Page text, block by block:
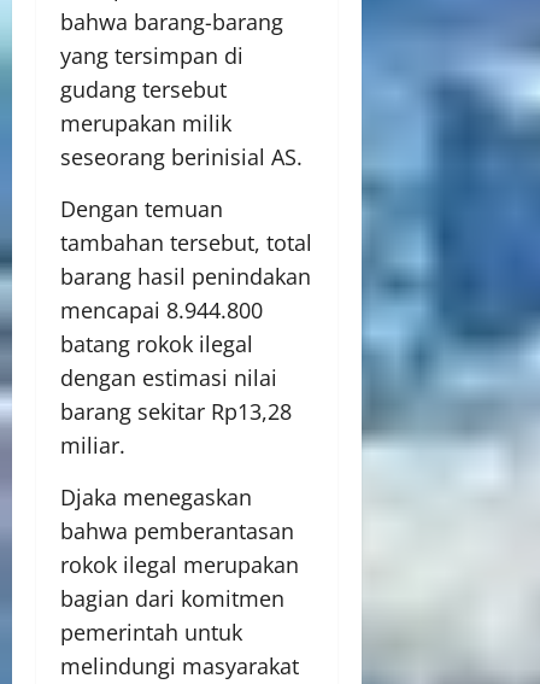
bahwa barang-barang
yang tersimpan di
gudang tersebut
merupakan milik
seseorang berinisial AS.
Dengan temuan
tambahan tersebut, total
barang hasil penindakan
mencapai 8.944.800
batang rokok ilegal
dengan estimasi nilai
barang sekitar Rp13,28
miliar.
Djaka menegaskan
bahwa pemberantasan
rokok ilegal merupakan
bagian dari komitmen
pemerintah untuk
melindungi masyarakat